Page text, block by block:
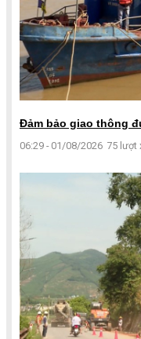
Đảm bảo giao thông
06:29 - 01/08/2026 75 lượt